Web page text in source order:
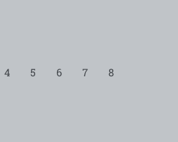
4 5 6 7 8